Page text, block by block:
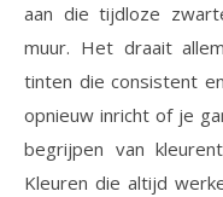
aan die tijdloze
muur. Het draait
tinten die consistent
opnieuw inricht of je
begrijpen van
Kleuren die altijd